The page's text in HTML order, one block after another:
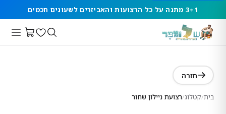
3+1 מתנה על כל הרצועות והאביזרים לשעונים חכמים
חזרה
בית/קטלוג/רצועת ניילון שחור